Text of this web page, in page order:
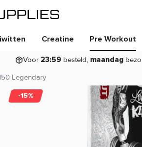
Creatine Pre Workout
Voor 23:59 besteld, maandag
en Supplementen
Legendary
-15%